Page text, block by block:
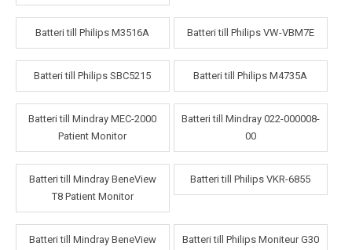
Batteri till Philips M3516A Batteri till Philips VW-VBM7E
Batteri till Philips SBC5215 Batteri till Philips M4735A
Batteri till Mindray MEC-2000
Patient Monitor
Batteri till Mindray 022-000008-
00
Batteri till Mindray BeneView
T8 Patient Monitor
Batteri till Philips VKR-6855
Batteri till Mindray BeneView
Batteri till Philips Moniteur G30